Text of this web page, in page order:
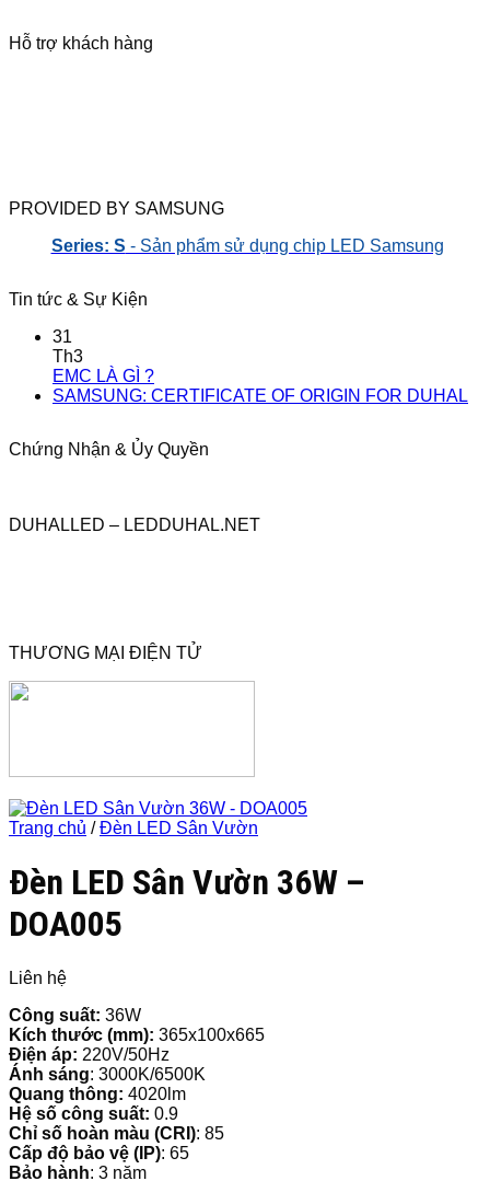
Hỗ trợ khách hàng
PROVIDED BY SAMSUNG
Series: S - Sản phẩm sử dụng chip LED Samsung
Tin tức & Sự Kiện
31
Th3
EMC LÀ GÌ ?
SAMSUNG: CERTIFICATE OF ORIGIN FOR DUHAL
Chứng Nhận & Ủy Quyền
DUHALLED – LEDDUHAL.NET
THƯƠNG MẠI ĐIỆN TỬ
Trang chủ / Đèn LED Sân Vườn
Đèn LED Sân Vườn 36W –
DOA005
Liên hệ
Công suất: 36W
Kích thước (mm): 365x100x665
Điện áp: 220V/50Hz
Ánh sáng: 3000K/6500K
Quang thông: 4020lm
Hệ số công suất: 0.9
Chỉ số hoàn màu (CRI): 85
Cấp độ bảo vệ (IP): 65
Bảo hành: 3 năm